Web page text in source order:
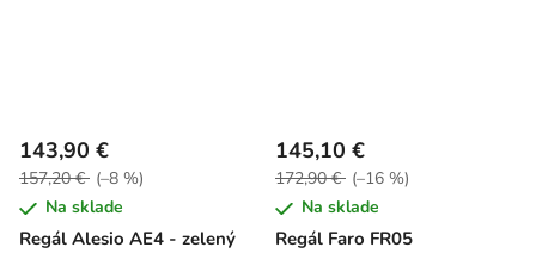
Regál Alesio AE4 - zelený
143,90 €
157,20 € (–8 %)
Na sklade
Regál Faro FR05
145,10 €
172,90 € (–16 %)
Na sklade